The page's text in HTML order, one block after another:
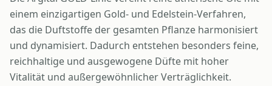
einem einzigartigen Gold- und Edelstein-Verfahren,
das die Duftstoffe der gesamten Pflanze harmonisiert
und dynamisiert. Dadurch entstehen besonders feine,
reichhaltige und ausgewogene Düfte mit hoher
Vitalität und außergewöhnlicher Verträglichkeit.